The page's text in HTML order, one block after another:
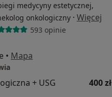
medycyny estetycznej,
onkologiczny · Więcej
593 opinie
• Mapa
+ USG 400 zł